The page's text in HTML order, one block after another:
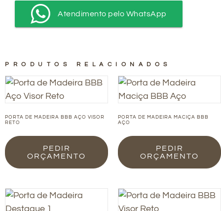
Atendimento pelo WhatsApp
PRODUTOS RELACIONADOS
PORTA DE MADEIRA BBB AÇO VISOR
RETO
PEDIR
ORÇAMENTO
PORTA DE MADEIRA MACIÇA BBB
AÇO
PEDIR
ORÇAMENTO